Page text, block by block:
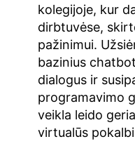
kolegijoje, kur
dirbtuvėse,
pažinimui.
bazinius
dialogus ir
programavimo
veikla leido
virtualūs